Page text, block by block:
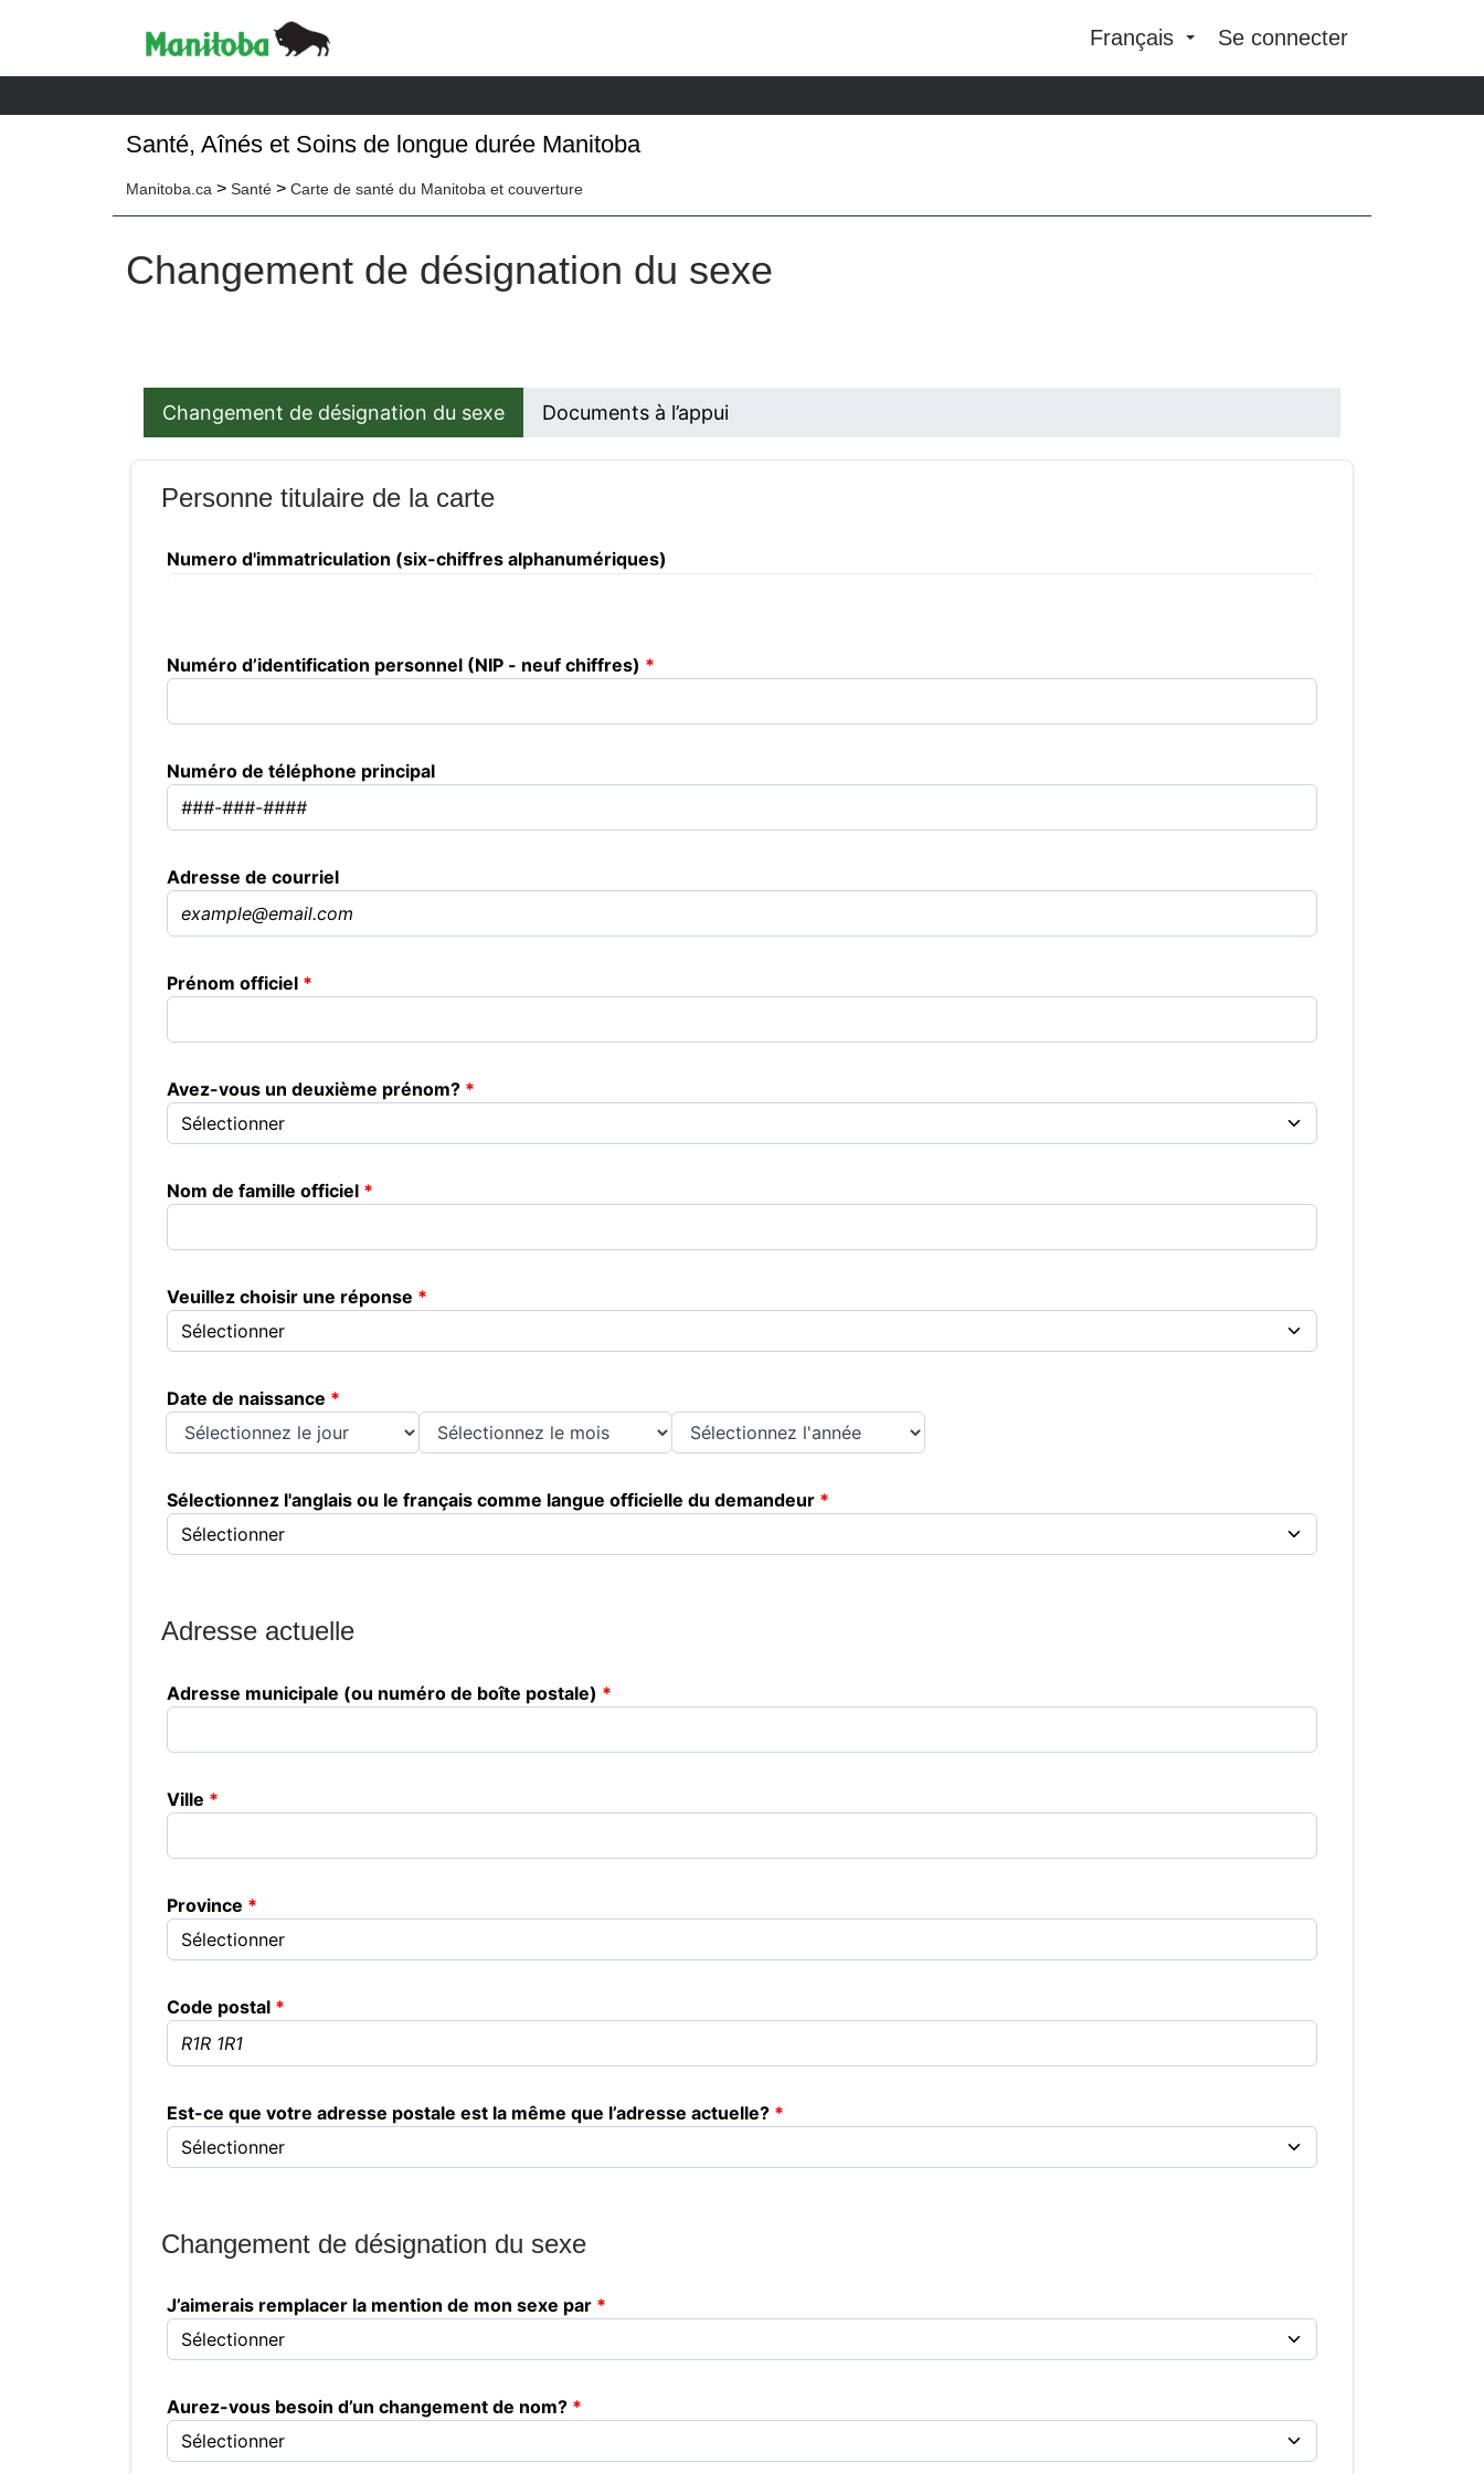
Français Se connecter
Santé, Aînés et Soins de longue durée Manitoba
Manitoba.ca > Santé > Carte de santé du Manitoba et couverture
Changement de désignation du sexe
Changement de désignation du sexe Documents à l’appui
Personne titulaire de la carte
Numero d'immatriculation (six-chiffres alphanumériques)
Numéro d’identification personnel (NIP - neuf chiffres)
Numéro de téléphone principal
Adresse de courriel
Prénom officiel
Avez-vous un deuxième prénom?
Nom de famille officiel
Veuillez choisir une réponse
Date de naissance
Jour
Mois
Année
Sélectionnez l'anglais ou le français comme langue officielle du demandeur
Adresse actuelle
Adresse municipale (ou numéro de boîte postale)
Ville
Province
Code postal
Est-ce que votre adresse postale est la même que l’adresse actuelle?
Changement de désignation du sexe
J’aimerais remplacer la mention de mon sexe par
Aurez-vous besoin d’un changement de nom?